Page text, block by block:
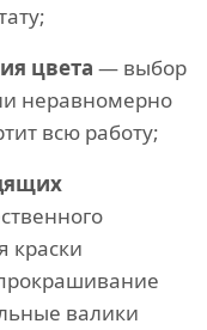
цвета — выбор
неравномерно
всю работу;
краски
валики